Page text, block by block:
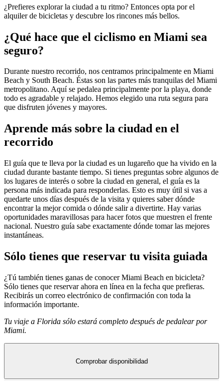
¿Prefieres explorar la ciudad a tu ritmo? Entonces opta por el
alquiler de bicicletas y descubre los rincones más bellos.
¿Qué hace que el ciclismo en Miami sea
seguro?
Durante nuestro recorrido, nos centramos principalmente en Miami
Beach y South Beach. Éstas son las partes más tranquilas del Miami
metropolitano. Aquí se pedalea principalmente por la playa, donde
todo es agradable y relajado. Hemos elegido una ruta segura para
que disfruten jóvenes y mayores.
Aprende más sobre la ciudad en el
recorrido
El guía que te lleva por la ciudad es un lugareño que ha vivido en la
ciudad durante bastante tiempo. Si tienes preguntas sobre algunos de
los lugares de interés o sobre la ciudad en general, el guía es la
persona más indicada para responderlas. Esto es muy útil si vas a
quedarte unos días después de la visita y quieres saber dónde
encontrar la mejor comida o dónde salir a divertirte. Hay varias
oportunidades maravillosas para hacer fotos que muestren el frente
nacional. Nuestro guía sabe exactamente dónde tomar las mejores
instantáneas.
Sólo tienes que reservar tu visita guiada
¿Tú también tienes ganas de conocer Miami Beach en bicicleta?
Sólo tienes que reservar ahora en línea en la fecha que prefieras.
Recibirás un correo electrónico de confirmación con toda la
información importante.
Tu viaje a Florida sólo estará completo después de pedalear por
Miami.
Comprobar disponibilidad